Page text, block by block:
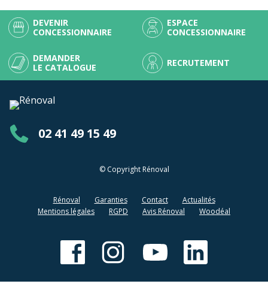
02 41 49 15 49
DEVENIR
CONCESSIONNAIRE
ESPACE
CONCESSIONNAIRE
DEMANDER
LE CATALOGUE
RECRUTEMENT
© Copyright Rénoval
Rénoval Garanties Contact
Actualités
Mentions légales
RGPD Avis Rénoval Woodéal